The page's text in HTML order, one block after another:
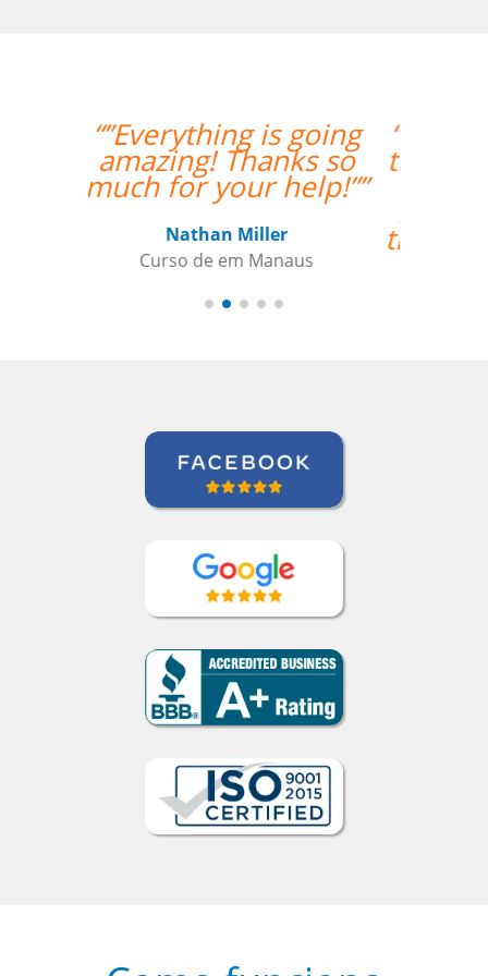
“”Amazing how quickly
the two weeks went by
and tomorrow is my
last day with Milena. I
thoroughly enjoyed my
classes and would
recommend her
anytime. ””